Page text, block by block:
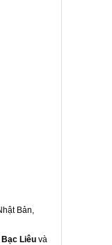
Bản,
Bạc Liêu và